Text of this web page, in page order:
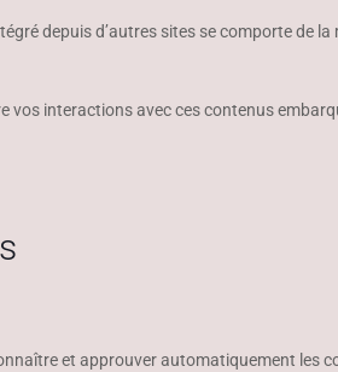
depuis d’autres sites se comporte de la
interactions avec ces contenus
et approuver automatiquement les